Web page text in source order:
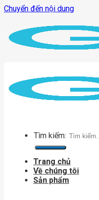
Chuyển đến nội dung
Tìm kiếm:
Trang chủ
Về chúng tôi
Sản phẩm